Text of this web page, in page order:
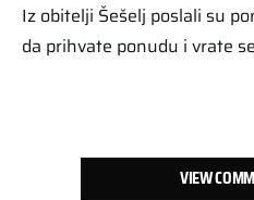
Iz obitelji Šešelj poslali su
da prihvate ponudu i vrate
VIEW